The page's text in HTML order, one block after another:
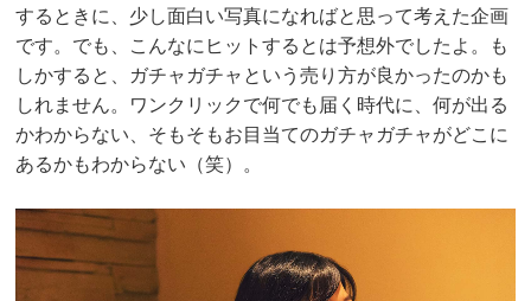
するときに、少し面白い写真になればと思って考えた企画
です。でも、こんなにヒットするとは予想外でしたよ。も
しかすると、ガチャガチャという売り方が良かったのかも
しれません。ワンクリックで何でも届く時代に、何が出る
かわからない、そもそもお目当てのガチャガチャがどこに
あるかもわからない（笑）。